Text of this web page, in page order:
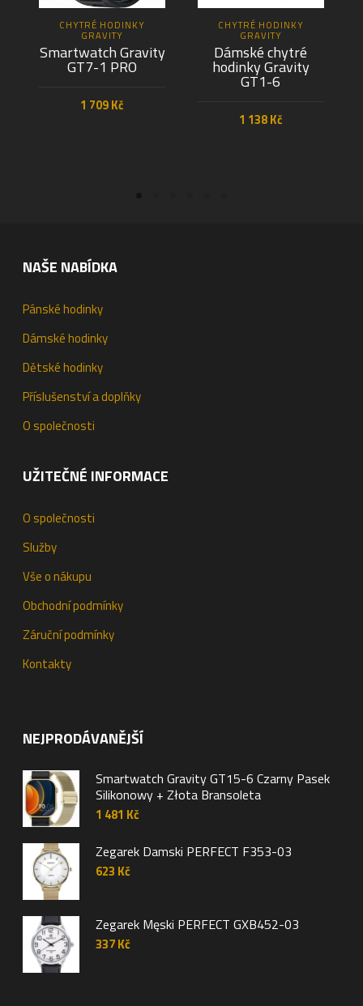
CHYTRÉ HODINKY
GRAVITY
Smartwatch Gravity
GT7-1 PRO
1 709Kč
CHYTRÉ HODINKY
GRAVITY
Dámské chytré
hodinky Gravity
GT1-6
1 138Kč
NAŠE NABÍDKA
Pánské hodinky
Dámské hodinky
Dětské hodinky
Příslušenství a doplňky
O společnosti
UŽITEČNÉ INFORMACE
O společnosti
Služby
Vše o nákupu
Obchodní podmínky
Záruční podmínky
Kontakty
NEJPRODÁVANĚJŠÍ
Smartwatch Gravity GT15-6 Czarny Pasek
Silikonowy + Złota Bransoleta
1 481 Kč
Zegarek Damski PERFECT F353-03
623 Kč
Zegarek Męski PERFECT GXB452-03
337Kč